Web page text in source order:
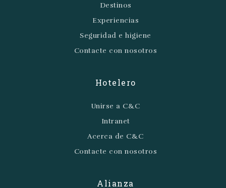
Destinos
Experiencias
Seguridad e higiene
Contacte con nosotros
Hotelero
Unirse a C&C
Intranet
Acerca de C&C
Contacte con nosotros
Alianza